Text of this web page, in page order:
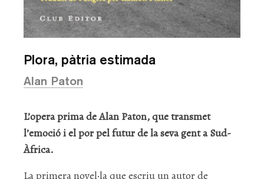
Plora, pàtria estimada
Alan Paton
L’opera prima de Alan Paton, que transmet
l’emoció i el por pel futur de la seva gent a Sud-
Àfrica.
La primera novel·la que escriu un autor de